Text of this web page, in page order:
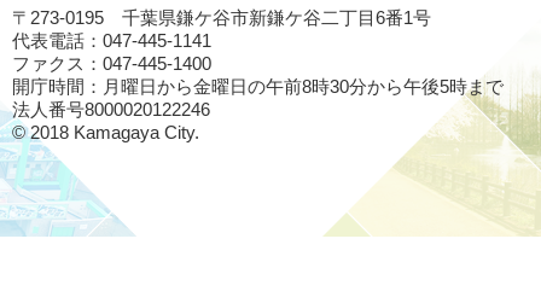
〒273-0195 千葉県鎌ケ谷市新鎌ケ谷二丁目6番1号
代表電話：047-445-1141
ファクス：047-445-1400
開庁時間：月曜日から金曜日の午前8時30分から午後5時まで
法人番号8000020122246
© 2018 Kamagaya City.